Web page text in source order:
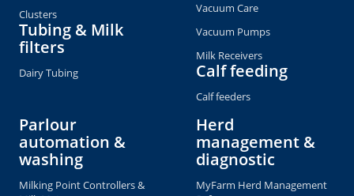
Clusters
Tubing & Milk
filters
Dairy Tubing
Vacuum Care
Vacuum Pumps
Milk Receivers
Calf feeding
Calf feeders
Parlour
automation &
washing
Milking Point Controllers &
Herd
management &
diagnostic
MyFarm Herd Management